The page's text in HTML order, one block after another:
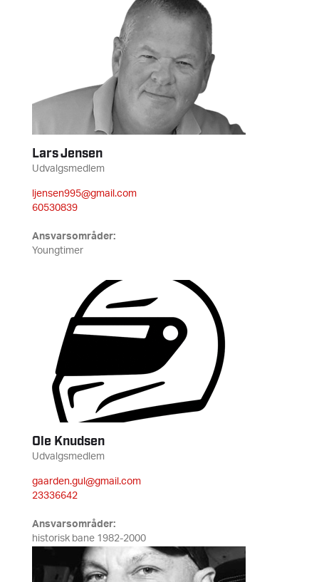
Lars Jensen
Udvalgsmedlem
ljensen995@gmail.com
60530839
Ansvarsområder:
Youngtimer
Ole Knudsen
Udvalgsmedlem
gaarden.gul@gmail.com
23336642
Ansvarsområder:
historisk bane 1982-2000